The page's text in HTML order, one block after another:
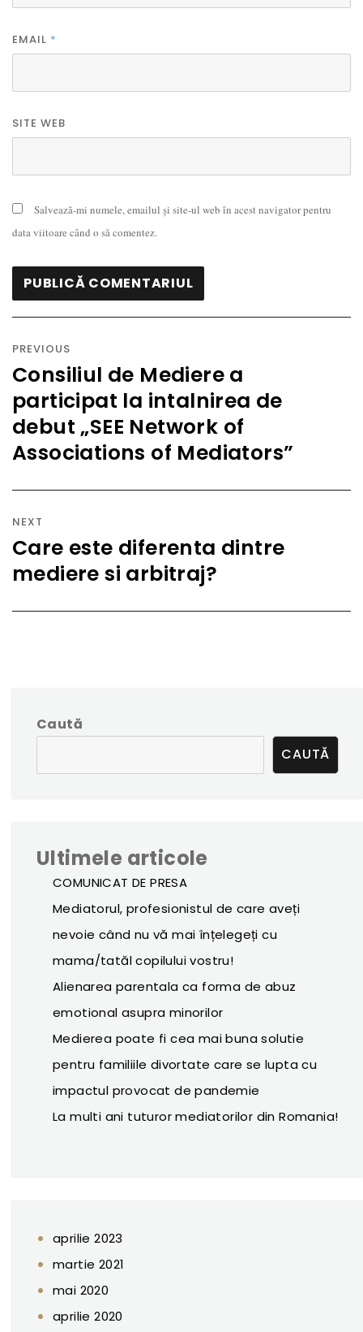
EMAIL *
SITE WEB
Salvează-mi numele, emailul și site-ul web în acest navigator pentru
data viitoare când o să comentez.
în
articole
PREVIOUS
Previous
post:
Consiliul de Mediere a
participat la intalnirea de
debut „SEE Network of
Associations of Mediators”
NEXT
Next
post:
Care este diferenta dintre
mediere si arbitraj?
Caută
CAUTĂ
Ultimele articole
COMUNICAT DE PRESA
Mediatorul, profesionistul de care aveți
nevoie când nu vă mai înțelegeți cu
mama/tatăl copilului vostru!
Alienarea parentala ca forma de abuz
emotional asupra minorilor
Medierea poate fi cea mai buna solutie
pentru familiile divortate care se lupta cu
impactul provocat de pandemie
La multi ani tuturor mediatorilor din Romania!
aprilie 2023
martie 2021
mai 2020
aprilie 2020